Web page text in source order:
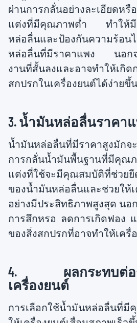
ผ่านการกลั่นอย่างละเอียดหรื
แต่งที่มีคุณภาพต่ำ ทำให้มี
หล่อลื่นและป้องกันความร้อน
หล่อลื่นที่มีราคาแพง นอกจ
งานที่สั้นลงและอาจทำให้เกิด
สกปรกในเครื่องยนต์ได้ง่ายขึ้น
3. น้ำมันหล่อลื่นราคา
น้ำมันหล่อลื่นที่มีราคาสูงมักจ
การกลั่นน้ำมันพื้นฐานที่มีคุณ
แต่งที่ใช้จะมีคุณสมบัติที่ช่วยยื
ของน้ำมันหล่อลื่นและช่วยให้
อย่างมีประสิทธิภาพสูงสุด นอ
การสึกหรอ ลดการเกิดฟอง
ของสิ่งสกปรกที่อาจทำให้เครื่
4. ผลกระทบต่อก
เครื่องยนต์
การเลือกใช้น้ำมันหล่อลื่นที่มี